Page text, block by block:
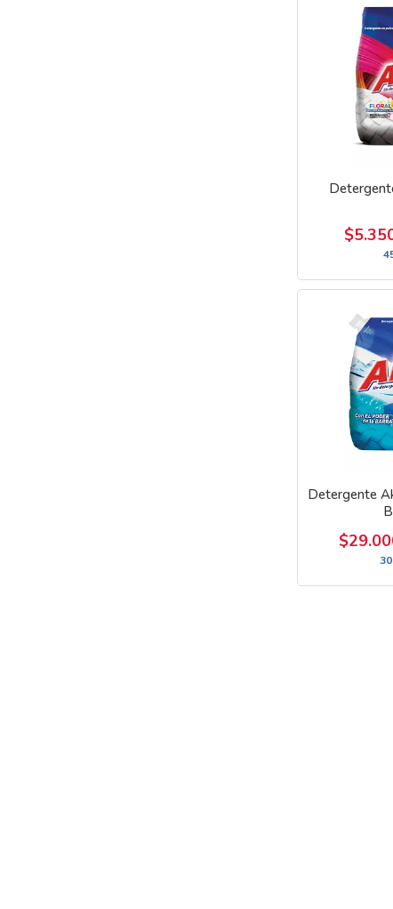
Detergente